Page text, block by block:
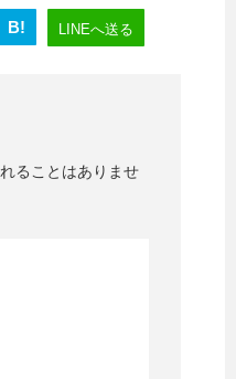
B! LINEへ送る
ることはありませ